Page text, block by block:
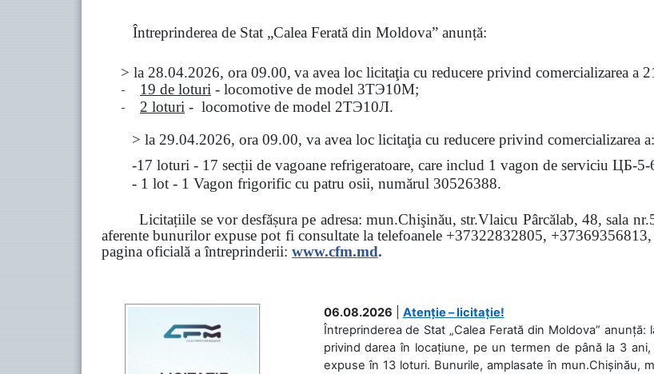
Întreprinderea de Stat „Calea Ferată din Moldova” anunță:
> la 28.04.2026, ora 09.00, va avea loc licitaţia cu reducere privind comercializarea a
- 19 de loturi - locomotive de model 3ТЭ10М;
- 2 loturi - locomotive de model 2ТЭ10Л.
> la 29.04.2026, ora 09.00, va avea loc licitaţia cu reducere privind comercializarea a:
-17 loturi - 17 secții de vagoane refrigeratoare, care includ 1 vagon de serviciu ЦБ-
- 1 lot - 1 Vagon frigorific cu patru osii, numărul 30526388.
Licitațiile se vor desfășura pe adresa: mun.Chişinău, str.Vlaicu Pârcălab, 48, sala
aferente bunurilor expuse pot fi consultate la telefoanele +37322832805, +37369356813,
pagina oficială a întreprinderii: www.cfm.md.
06.08.2026
Atenție – licitație!
Întreprinderea de Stat „Calea Ferată din Moldova”
privind darea în locațiune, pe un termen de până la 3
expuse în 13 loturi. Bunurile, amplasate în mun.Chișinău,